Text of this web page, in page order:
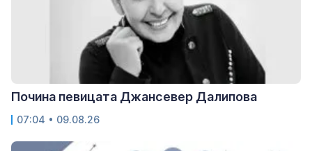
Почина певицата Джансевер Далипова
07:04 • 09.08.26